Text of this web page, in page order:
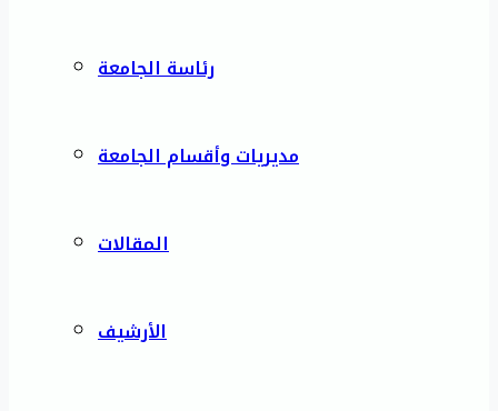
رئاسة الجامعة
مديريات وأقسام الجامعة
المقالات
الأرشيف